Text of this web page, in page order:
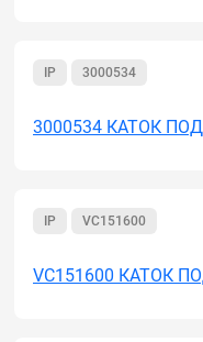
IP 3000534
3000534 КАТОК
IP VC151600
VC151600 КАТОК